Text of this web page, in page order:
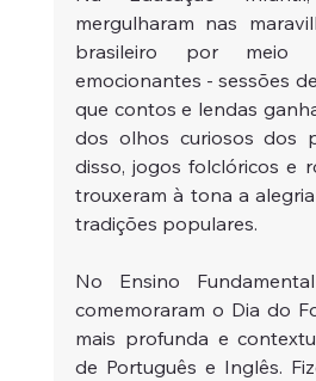
mergulharam nas
brasileiro por meio
emocionantes - sessões de
que contos e lendas
dos olhos curiosos dos
disso, jogos folclóricos e
trouxeram à tona a
tradições populares.
No Ensino
comemoraram o Dia do
mais profunda e
de Português e Inglês.